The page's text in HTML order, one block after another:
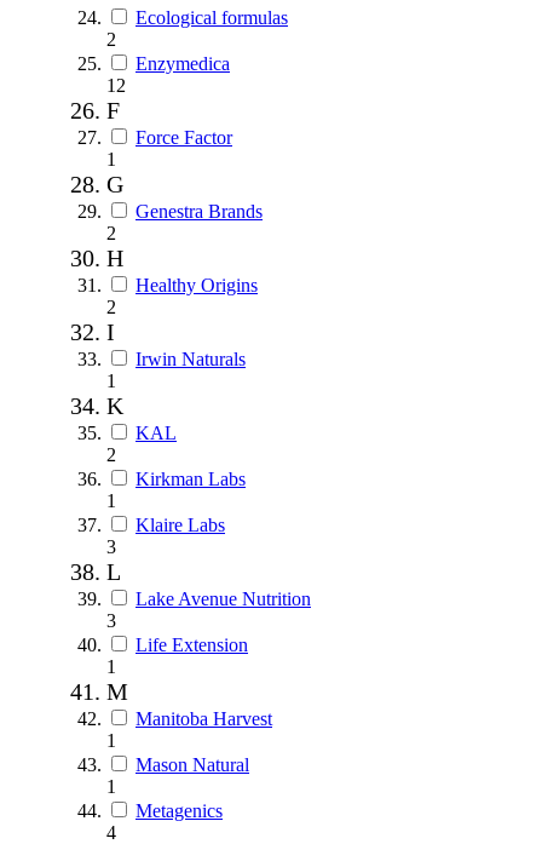
Ecological formulas
2
Enzymedica
12
F
Force Factor
1
G
Genestra Brands
2
H
Healthy Origins
2
I
Irwin Naturals
1
K
KAL
2
Kirkman Labs
1
Klaire Labs
3
L
Lake Avenue Nutrition
3
Life Extension
1
M
Manitoba Harvest
1
Mason Natural
1
Metagenics
4